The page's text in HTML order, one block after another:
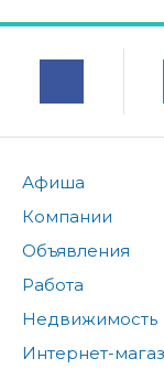
Афиша
Компании
Объявления
Работа
Недвижимость
Интернет-